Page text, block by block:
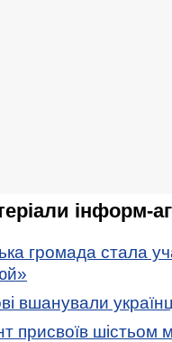
інформ-
громада стала
вшанували
присвоїв шістьом